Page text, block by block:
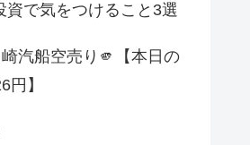
資で気をつけること3選
汽船空売り🫵【本日の
円】